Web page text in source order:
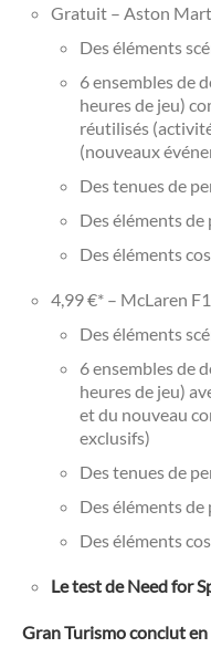
Gratuit – Aston
Des éléments
6 ensembles de
heures de jeu)
réutilisés
(nouveaux
Des tenues de
Des éléments
Des éléments
4,99 €* – McLaren
Des éléments
6 ensembles de
heures de jeu)
et du nouveau
exclusifs)
Des tenues de
Des éléments
Des éléments
Le test de Need for
Gran Turismo conclut